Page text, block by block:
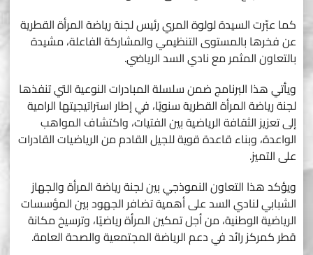
كما عبّرت السيدة لولوة المري رئيس لجنة رياضة المرأة القطرية
عن فخرها بالمستوى التنظيمي والمشاركة الفاعلة، مشيدة
بالتعاون المثمر مع نادي السد الرياضي.
ويأتي هذا البرنامج ضمن سلسلة المبادرات النوعية التي تنفذها
لجنة رياضة المرأة القطرية سنويًا، في إطار استراتيجيتها الرامية
إلى تعزيز الثقافة الرياضية بين الفتيات، واكتشاف المواهب
الواعدة، وبناء قاعدة قوية للجيل القادم من الرياضيات القادرات
على التميز.
ويؤكد هذا التعاون النموذجي بين لجنة رياضة المرأة والجهاز
الشبابي لنادي السد على أهمية تضافر الجهود بين المؤسسات
الرياضية الوطنية، من أجل تمكين المرأة رياضيًا، وترسيخ مكانة
قطر كمركز رائد في دعم الرياضة المجتمعية والصحة العامة.